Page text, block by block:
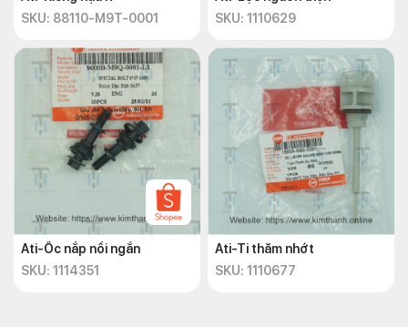
SKU: 88110-M9T-0001
SKU: 1110629
Ati-Ốc nắp nồi ngắn
SKU: 1114351
Ati-Ti thăm nhớt
SKU: 1110677